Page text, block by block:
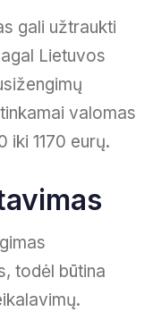
gali užtraukti
Lietuvos
valomas
iki 1170 eurų.
todėl būtina